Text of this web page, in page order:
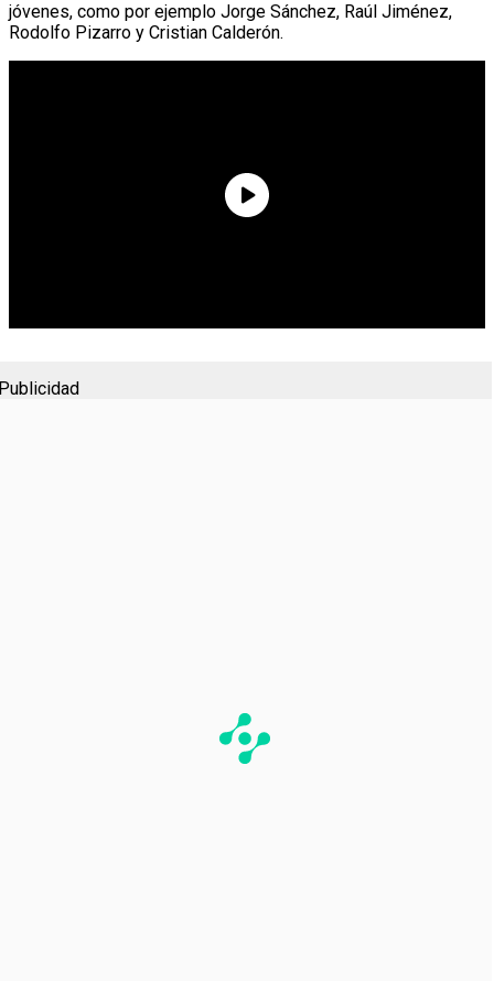
jóvenes, como por ejemplo Jorge Sánchez, Raúl Jiménez,
Rodolfo Pizarro y Cristian Calderón.